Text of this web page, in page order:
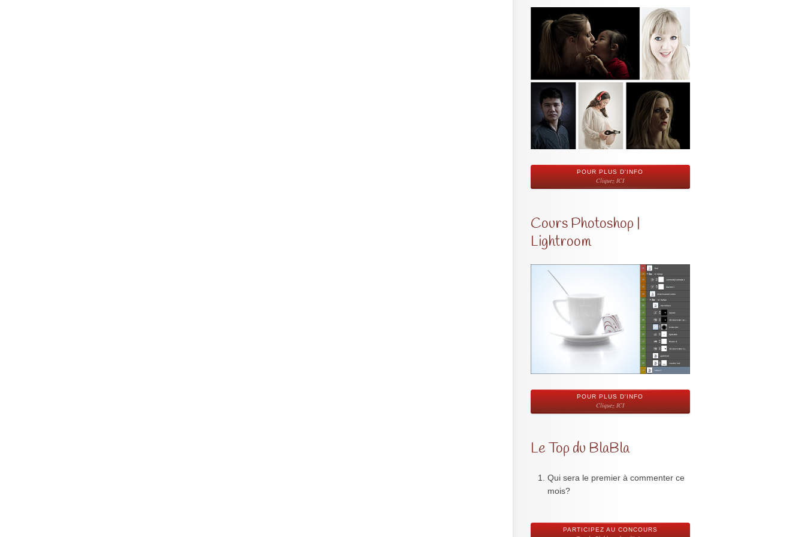
POUR PLUS D'INFO
Cliquez ICI
Cours Photoshop |
Lightroom
POUR PLUS D'INFO
Cliquez ICI
Le Top du BlaBla
Qui sera le premier à commenter ce
mois?
PARTICIPEZ AU CONCOURS